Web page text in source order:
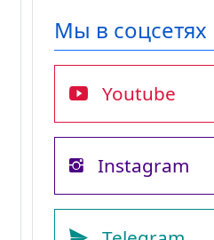
Мы в соцсетях
Youtube
Instagram